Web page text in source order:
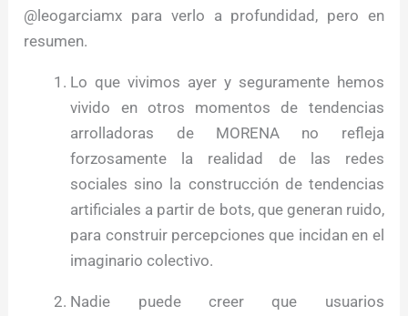
@leogarciamx para verlo a profundidad, pero en
resumen.
Lo que vivimos ayer y seguramente hemos
vivido en otros momentos de tendencias
arrolladoras de MORENA no refleja
forzosamente la realidad de las redes
sociales sino la construcción de tendencias
artificiales a partir de bots, que generan ruido,
para construir percepciones que incidan en el
imaginario colectivo.
Nadie puede creer que usuarios